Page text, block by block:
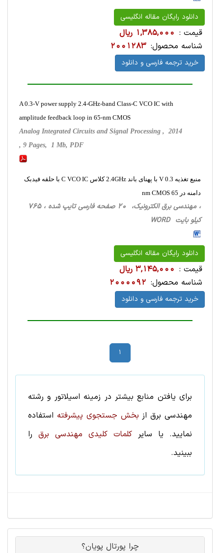
دانلود رایگان مقاله انگلیسی
قیمت : 1,385,000 ریال
شناسه محصول: 2001283
خرید ترجمه فارسی و دانلود
A 0.3-V power supply 2.4-GHz-band Class-C VCO IC with
amplitude feedback loop in 65-nm CMOS
Analog Integrated Circuits and Signal Processing , 2014
, 9 Pages, 1 Mb, PDF
منبع تغذیه 0.3 V با پهنای باند 2.4GHz کلاس C VCO IC با حلقه فیدبک
دامنه در 65 nm CMOS
، مهندسی برق الکترونیک، 20 صفحه فارسی تایپ شده ، 765
کیلو بایت WORD
دانلود رایگان مقاله انگلیسی
قیمت : 3,145,000 ریال
شناسه محصول: 2000092
خرید ترجمه فارسی و دانلود
1
برای یافتن منابع بیشتر در زمینه اسیلاتور و رشته
مهندسی برقاز بخش جستجوی پیشرفته استفاده
نمایید. یا سایر کلمات کلیدی مهندسی برق را
ببینید.
چرا پورتال پویان؟